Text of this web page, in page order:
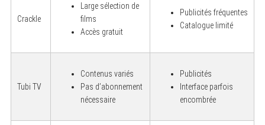
Crackle
Large sélection de
films
Accès gratuit
Publicités fréquentes
Catalogue limité
Tubi TV
Contenus variés
Pas d’abonnement
nécessaire
Publicités
Interface parfois
encombrée
h